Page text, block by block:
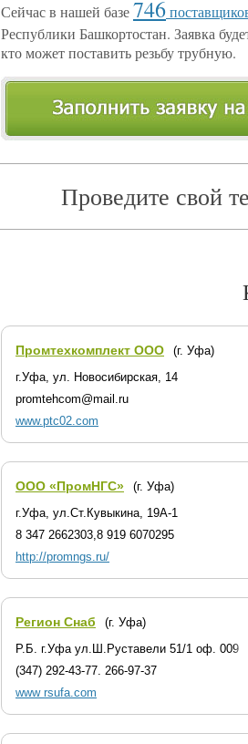
Сейчас в нашей базе746
Республики Башкортостан. Заявка
кто может поставить резьбу трубную.
Проведите свой
Промтехкомплект ООО
(г. Уфа)
г.Уфа, ул. Новосибирская, 14
promtehcom@mail.ru
www.ptc02.com
ООО «ПромНГС»
(г. Уфа)
г.Уфа, ул.Ст.Кувыкина, 19А-1
8 347 2662303,8 919 6070295
http://promngs.ru/
Регион Снаб
(г. Уфа)
Р.Б. г.Уфа ул.Ш.Руставели 51/1 оф. 009
(347) 292-43-77. 266-97-37
www rsufa.com